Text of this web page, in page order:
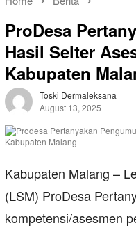
ProDesa
Hasil Selter
Kabupaten
Toski Dermaleksana
August 13, 2025
Kabupaten Malang –
(LSM) ProDesa
kompetensi/asesmen